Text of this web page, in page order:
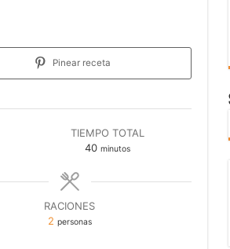
Pinear receta
TIEMPO TOTAL
40minutos
minutos
RACIONES
2 personas